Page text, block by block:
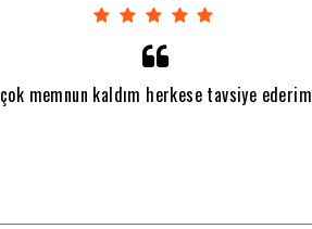
çok memnun kaldım herkese tavsiye ederim